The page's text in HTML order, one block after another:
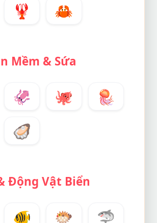
🦞 🦀
Mềm & Sứa
🦑 🐙
🪼
🦪
Động Vật Biển
🐠 🐡
🦈